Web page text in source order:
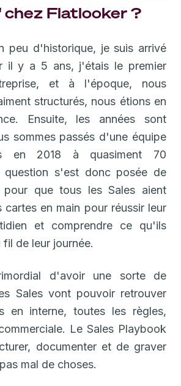
chez Flatlooker ?
peu d'historique, je suis arrivé
il y a 5 ans, j'étais le premier
et à l'époque, nous
structurés, nous étions en
Ensuite, les années sont
sommes passés d'une équipe
en 2018 à quasiment 70
question s'est donc posée de
pour que tous les Sales aient
cartes en main pour réussir leur
et comprendre ce qu'ils
de leur journée.
d'avoir une sorte de
Sales vont pouvoir retrouver
en interne, toutes les règles,
Le Sales Playbook
documenter et de graver
mal de choses.